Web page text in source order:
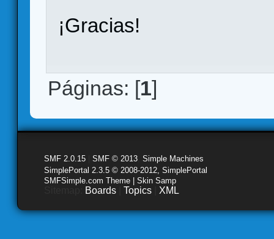
¡Gracias!
Páginas: [1]
SMF 2.0.15 SMF © 2013 Simple Machines
SimplePortal 2.3.5 © 2008-2012, SimplePortal
SMFSimple.com Theme | Skin Samp
Boards Topics XML